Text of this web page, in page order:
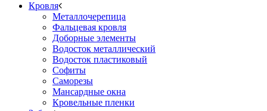
Кровля
Металлочерепица
Фальцевая кровля
Доборные элементы
Водосток металлический
Водосток пластиковый
Софиты
Саморезы
Мансардные окна
Кровельные пленки